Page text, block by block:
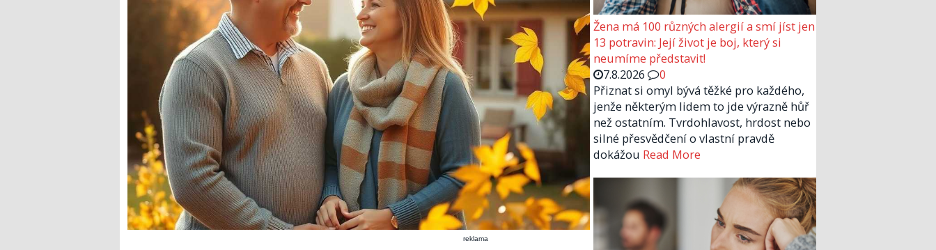
reklama
Žena má 100 různých alergií a smí jíst jen
13 potravin: Její život je boj, který si
neumíme představit!
7.8.2026
0
Přiznat si omyl bývá těžké pro každého,
jenže některým lidem to jde výrazně hůř
než ostatním. Tvrdohlavost, hrdost nebo
silné přesvědčení o vlastní pravdě
dokážou Read More